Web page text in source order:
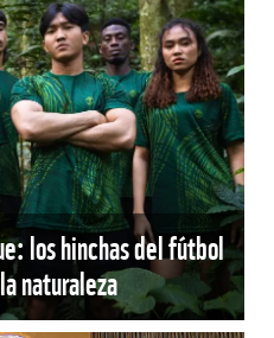
los hinchas del fútbol
naturaleza